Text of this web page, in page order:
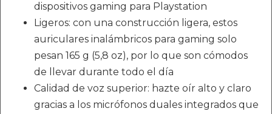
dispositivos gaming para Playstation
Ligeros: con una construcción ligera, estos
auriculares inalámbricos para gaming solo
pesan 165 g (5,8 oz), por lo que son cómodos
de llevar durante todo el día
Calidad de voz superior: hazte oír alto y claro
gracias a los micrófonos duales integrados que